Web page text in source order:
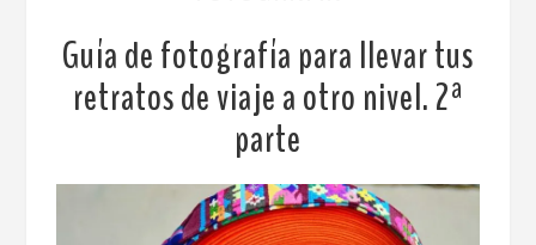
Guía de fotografía para llevar tus
retratos de viaje a otro nivel. 2ª
parte